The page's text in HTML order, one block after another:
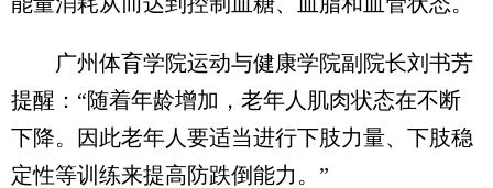
广州体育学院运动与健康学院副院长刘书芳
提醒：“随着年龄增加，老年人肌肉状态在不断
下降。因此老年人要适当进行下肢力量、下肢稳
定性等训练来提高防跌倒能力。”